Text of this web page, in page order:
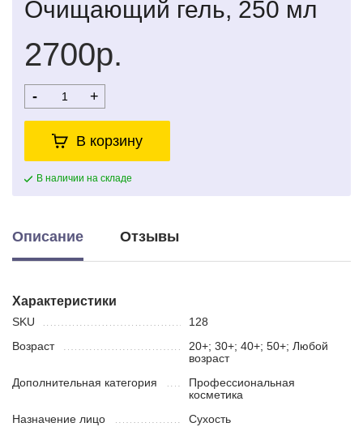
Очищающий гель, 250 мл
2700р.
- +
В корзину
В наличии на складе
Описание Отзывы
Характеристики
SKU
128
Возраст
20+; 30+; 40+; 50+; Любой
возраст
Дополнительная категория
Профессиональная
косметика
Назначение лицо
Сухость